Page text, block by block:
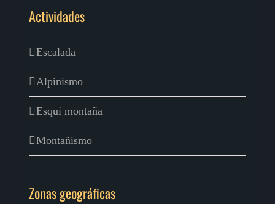
Actividades
Escalada
Alpinismo
Esquí montaña
Montañismo
Zonas geográficas